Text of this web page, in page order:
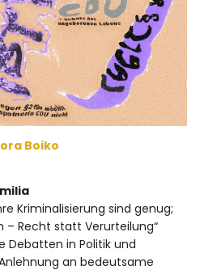
Boiko
Kriminalisierung sind genug;
Recht statt Verurteilung“
in Politik und
an bedeutsame